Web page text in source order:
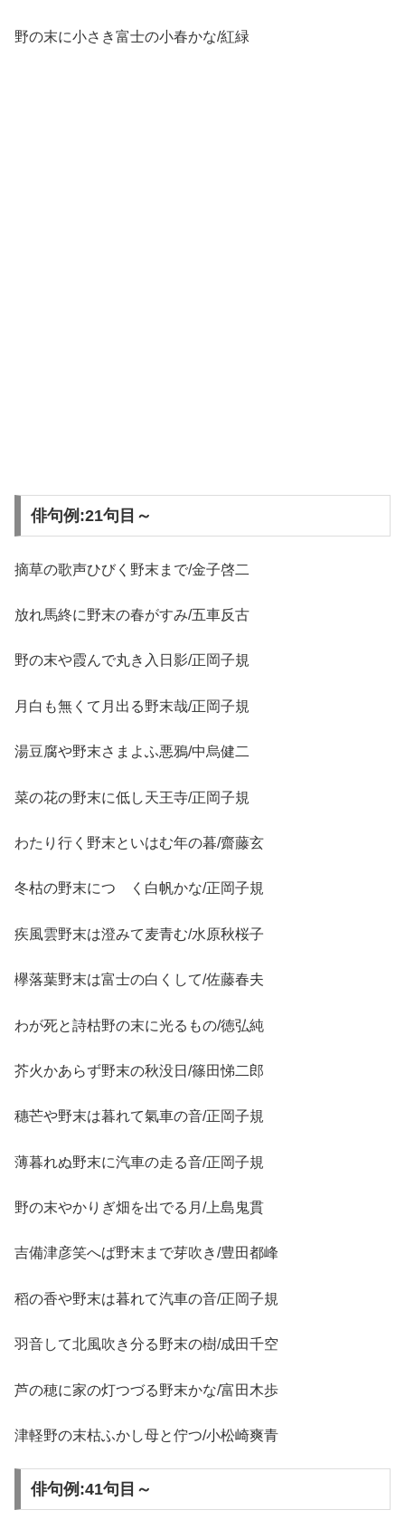
野の末に小さき富士の小春かな/紅緑
俳句例:21句目～
摘草の歌声ひびく野末まで/金子啓二
放れ馬終に野末の春がすみ/五車反古
野の末や霞んで丸き入日影/正岡子規
月白も無くて月出る野末哉/正岡子規
湯豆腐や野末さまよふ悪鴉/中烏健二
菜の花の野末に低し天王寺/正岡子規
わたり行く野末といはむ年の暮/齋藤玄
冬枯の野末につゞく白帆かな/正岡子規
疾風雲野末は澄みて麦青む/水原秋桜子
欅落葉野末は富士の白くして/佐藤春夫
わが死と詩枯野の末に光るもの/徳弘純
芥火かあらず野末の秋没日/篠田悌二郎
穗芒や野末は暮れて氣車の音/正岡子規
薄暮れぬ野末に汽車の走る音/正岡子規
野の末やかりぎ畑を出でる月/上島鬼貫
吉備津彦笑へば野末まで芽吹き/豊田都峰
稻の香や野末は暮れて汽車の音/正岡子規
羽音して北風吹き分る野末の樹/成田千空
芦の穂に家の灯つづる野末かな/富田木歩
津軽野の末枯ふかし母と佇つ/小松崎爽青
俳句例:41句目～